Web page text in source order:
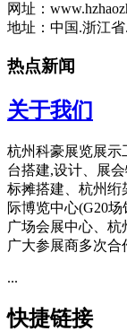
网址：
地址：中国.浙江
热点新闻
关于我们
杭州科豪展览展示
台搭建,设计、展
标摊搭建、杭州绗
际博览中心(G20
广场会展中心、
广大参展商多次合
...
快捷链接